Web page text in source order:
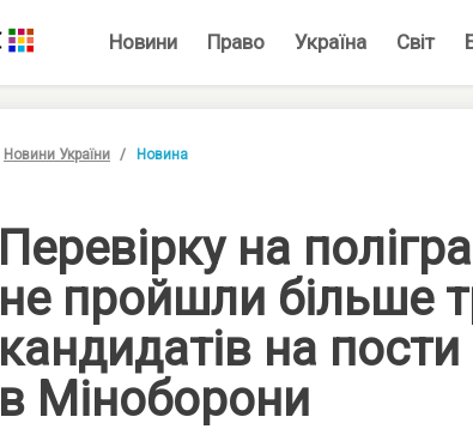
Новини Право Україна Світ
Новини України Новина
Перевірку на
не пройшли більше
кандидатів на пости
в Міноборони